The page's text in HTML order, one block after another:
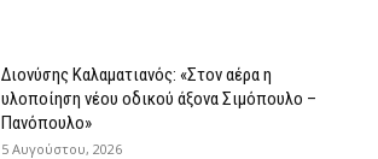
Διονύσης Καλαματιανός: «Στον αέρα η
υλοποίηση νέου οδικού άξονα Σιμόπουλο –
Πανόπουλο»
5 Αυγούστου, 2026